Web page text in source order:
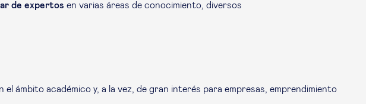
de expertos en varias áreas de conocimiento, diversos
ámbito académico y, a la vez, de gran interés para empresas, emprendimiento